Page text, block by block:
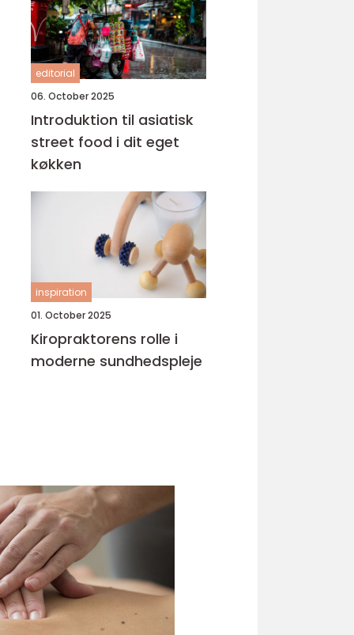
editorial
06. October 2025
Introduktion til asiatisk
street food i dit eget
køkken
inspiration
01. October 2025
Kiropraktorens rolle i
moderne sundhedspleje